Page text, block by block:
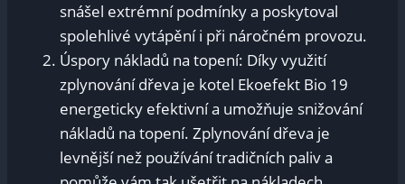
snášel extrémní podmínky a poskytoval
spolehlivé vytápění i při náročném provozu.
Úspory nákladů na topení: Díky využití
zplynování dřeva je kotel Ekoefekt Bio 19
energeticky efektivní a umožňuje snižování
nákladů na topení. Zplynování dřeva je
levnější než používání tradičních paliv a